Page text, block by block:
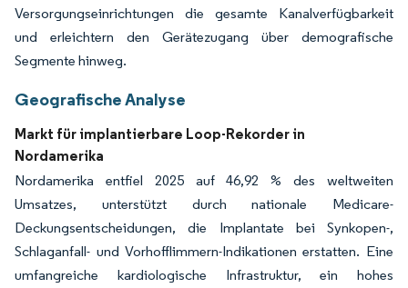
Versorgungseinrichtungen die gesamte Kanalverfügbarkeit
und erleichtern den Gerätezugang über demografische
Segmente hinweg.
Geografische Analyse
Markt für implantierbare Loop-Rekorder in
Nordamerika
Nordamerika entfiel 2025 auf 46,92 % des weltweiten
Umsatzes, unterstützt durch nationale Medicare-
Deckungsentscheidungen, die Implantate bei Synkopen-,
Schlaganfall- und Vorhofflimmern-Indikationen erstatten. Eine
umfangreiche kardiologische Infrastruktur, ein hohes